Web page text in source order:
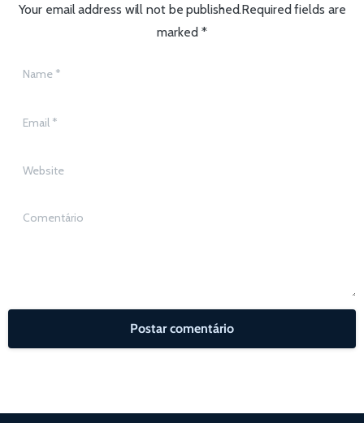
Your email address will not be published.Required fields are
marked *
Name
Email
Website
Comentário